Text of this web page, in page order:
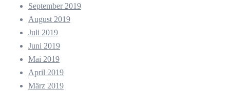
September 2019
August 2019
Juli 2019
Juni 2019
Mai 2019
April 2019
März 2019